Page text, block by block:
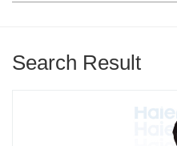
Search Result